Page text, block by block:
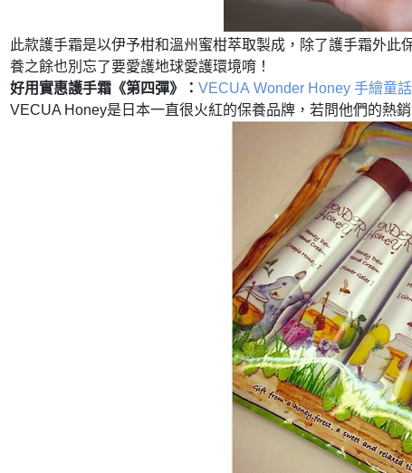
此款護手霜是以伊予柑和溫州蜜柑萃取製成 ，除了護手霜外此
養之餘也別忘了要愛護地球愛護環境唷！
好用實惠護手霜《第四彈》
： VECUA Wonder Honey 手繪童
VECUA Honey是日本一直很火紅的保養品牌 ，若問他們的熱